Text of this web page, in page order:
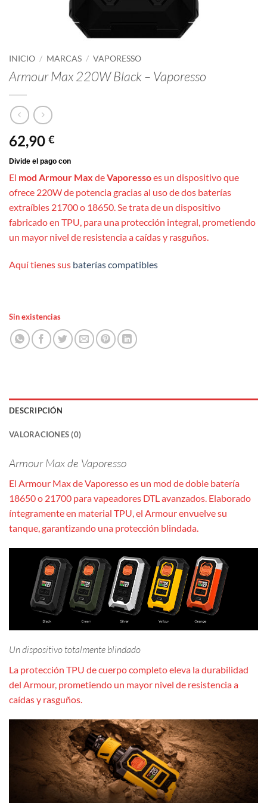
INICIO / MARCAS / VAPORESSO
Armour Max 220W Black – Vaporesso
62,90 €
El mod Armour Max deVaporessoes un dispositivo que
ofrece 220W de potencia gracias al uso de dos baterías
extraíbles 21700 o 18650. Se trata de un dispositivo
fabricado en TPU, para una protección integral, prometiendo
un mayor nivel de resistencia a caídas y rasguños.
Aquí tienes sus baterías compatibles
Sin existencias
DESCRIPCIÓN
VALORACIONES (0)
Armour Max de Vaporesso
El Armour Max de Vaporesso es un mod de doble batería
18650 o 21700 para vapeadores DTL avanzados. Elaborado
íntegramente en material TPU, el Armour envuelve su
tanque, garantizando una protección blindada.
Un dispositivo totalmente blindado
La protección TPU de cuerpo completo eleva la durabilidad
del Armour, prometiendo un mayor nivel de resistencia a
caídas y rasguños.